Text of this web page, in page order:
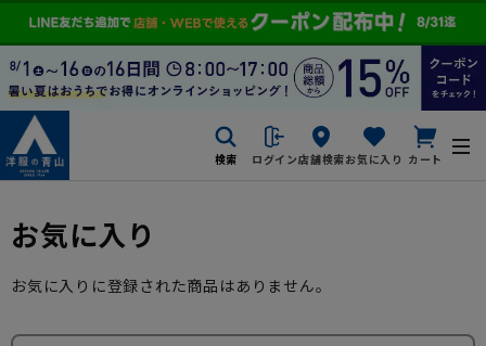
検索 ログイン店舗検索お気に入り カート
お気に入り
お気に入りに登録された商品はありません。